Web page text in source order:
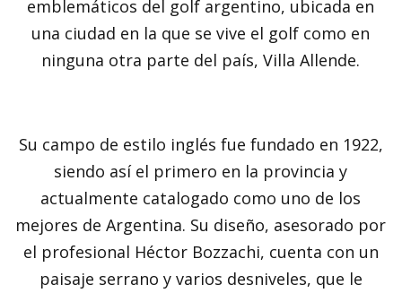
emblemáticos del golf argentino, ubicada en
una ciudad en la que se vive el golf como en
ninguna otra parte del país, Villa Allende.
Su campo de estilo inglés fue fundado en 1922,
siendo así el primero en la provincia y
actualmente catalogado como uno de los
mejores de Argentina. Su diseño, asesorado por
el profesional Héctor Bozzachi, cuenta con un
paisaje serrano y varios desniveles, que le